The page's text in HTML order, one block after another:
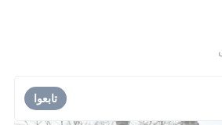
تابعوا